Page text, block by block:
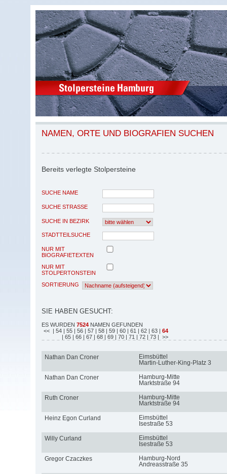
NAMEN, ORTE UND BIOGRAFIEN SUCHEN
Bereits verlegte Stolpersteine
SUCHE NAME
SUCHE STRASSE
SUCHE IN BEZIRK
STADTTEILSUCHE
NUR MIT
BIOGRAFIETEXTEN
NUR MIT
STOLPERTONSTEIN
SORTIERUNG
SIE HABEN GESUCHT:
ES WURDEN 7524 NAMEN GEFUNDEN
<< | 54 | 55 | 56 | 57 | 58 | 59 | 60 | 61 | 62 | 63 | 64
| 65 | 66 | 67 | 68 | 69 | 70 | 71 | 72 | 73 | >>
Nathan Dan Croner
Eimsbüttel
Martin-Luther-King-Platz 3
Nathan Dan Croner
Hamburg-Mitte
Marktstraße 94
Ruth Croner
Hamburg-Mitte
Marktstraße 94
Heinz Egon Curland
Eimsbüttel
Isestraße 53
Willy Curland
Eimsbüttel
Isestraße 53
Gregor Czaczkes
Hamburg-Nord
Andreasstraße 35